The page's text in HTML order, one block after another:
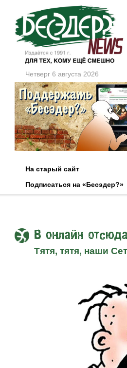
Четверг 6 августа 2026
На старый сайт
Подписаться на «Бесэдер?»
В онлайн
Тятя, тятя, наши